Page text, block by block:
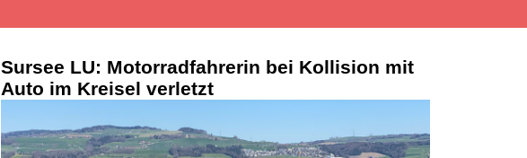
Sursee LU: Motorradfahrerin bei Kollision mit
Auto im Kreisel verletzt